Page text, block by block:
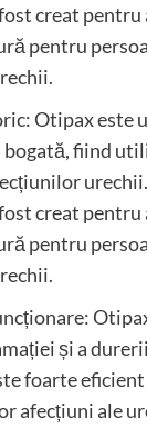
creat pentru
pentru
Otipax este
fiind
creat pentru
pentru
și a
foarte
afecțiuni ale